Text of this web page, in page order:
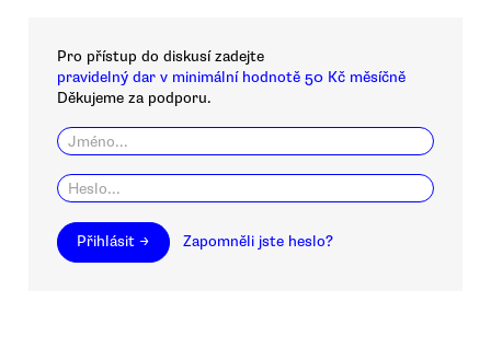
Pro přístup do diskusí zadejte
pravidelný dar v minimální hodnotě 50 Kč měsíčně
Děkujeme za podporu.
Přihlásit → Zapomněli jste heslo?